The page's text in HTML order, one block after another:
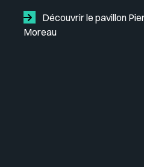
Découvrir le pavillon
Moreau